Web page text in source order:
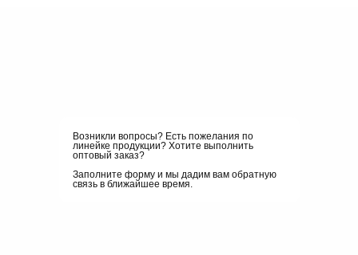
Возникли вопросы? Есть пожелания по
линейке продукции? Хотите выполнить
оптовый заказ?
Заполните форму и мы дадим вам обратную
связь в ближайшее время.